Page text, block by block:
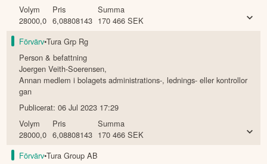
Volym
28000,0
Pris
6,08808143
Summa
170 466 SEK
Förvärv•Tura Grp Rg
Person & befattning
Joergen Veith-Soerensen,
Annan medlem i bolagets administrations-, lednings- eller kontrollor
gan
Publicerat:06 Jul 2023 17:29
Volym
28000,0
Pris
6,08808143
Summa
170 466 SEK
Förvärv•Tura Group AB